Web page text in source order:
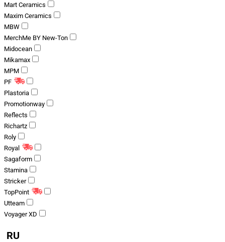
Mart Ceramics
Maxim Ceramics
MBW
MerchMe BY New-Ton
Midocean
Mikamax
MPM
PF
Plastoria
Promotionway
Reflects
Richartz
Roly
Royal
Sagaform
Stamina
Stricker
TopPoint
Utteam
Voyager XD
RU